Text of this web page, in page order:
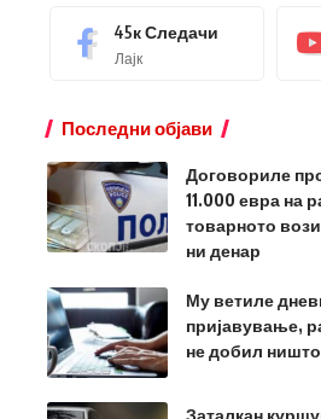
45кСледачи
Лајк
Последни објави
Договориле
11.000 евра на
товарното
ни денар
Му ветиле
пријавување,
не добил ништо
Заталкан